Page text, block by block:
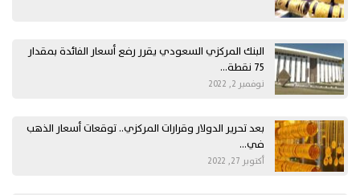
البنك المركزي السعودي يقرر رفع أسعار الفائدة بمقدار
75 نقطة…
نوفمبر 2, 2022
بعد تحرير الدولار وقرارات المركزي.. توقعات أسعار الذهب
في…
أكتوبر 27, 2022